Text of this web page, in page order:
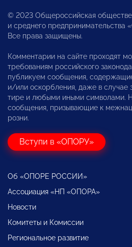
© 2023 Общероссийская
и среднего
Все права защищены.
Комментарии на сайте проходят
требованиям российского
публикуем сообщения,
и/или оскорбления, даже в случае
тире и любыми иными символами.
сообщения, призывающие к
розни.
Вступи в «ОПОРУ»
Об «ОПОРЕ РОССИИ»
Ассоциация «НП «ОПОРА»
Новости
Комитеты и Комиссии
Региональное развитие